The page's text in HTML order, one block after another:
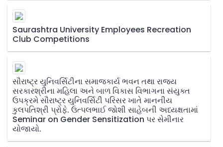
Saurashtra University Employees Recreation
Club Competitions
સૌરાષ્ટ્ર યુનિવર્સિટીના સમાજકાર્ય ભવન તથા રાજ્ય
સરકારશ્રીના મહિલા અને બાળ વિકાસ વિભાગના સંયુક્ત
ઉપક્રમે સૌરાષ્ટ્ર યુનિવર્સિટી પરિસર ખાતે માનનીય
કુલપતિશ્રી પ્રોફે. ઉત્પલભાઈ જોશી સાહેબની અધ્યક્ષતામાં
Seminar on Gender Sensitization પર સેમીનાર
યોજાયો.